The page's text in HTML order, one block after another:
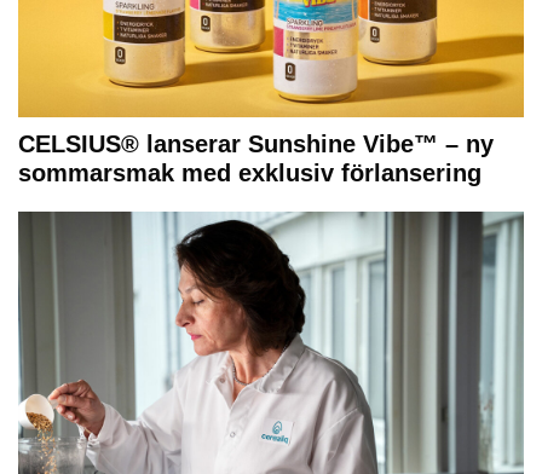
CELSIUS® lanserar Sunshine Vibe™ – ny
sommarsmak med exklusiv förlansering